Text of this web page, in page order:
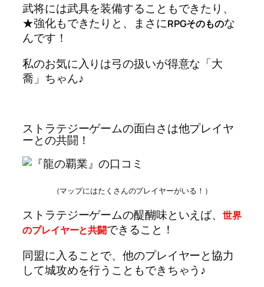
武将には武具を装備することもできたり、
★強化もできたりと、まさにRPGそのものな
んです！
私のお気に入りは弓の扱いが得意な「大
喬」ちゃん♪
ストラテジーゲームの面白さは他プレイヤ
ーとの共闘！
（マップにはたくさんのプレイヤーがいる！）
ストラテジーゲームの醍醐味といえば、世界
のプレイヤーと共闘できること！
同盟に入ることで、他のプレイヤーと協力
して城攻めを行うこともできちゃう♪